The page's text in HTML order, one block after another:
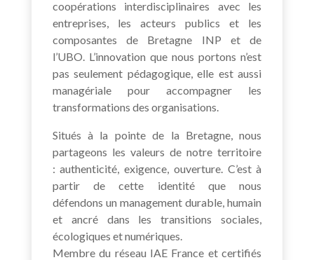
coopérations interdisciplinaires avec les
entreprises, les acteurs publics et les
composantes de Bretagne INP et de
l’UBO. L’innovation que nous portons n’est
pas seulement pédagogique, elle est aussi
managériale pour accompagner les
transformations des organisations.
Situés à la pointe de la Bretagne, nous
partageons les valeurs de notre territoire
: authenticité, exigence, ouverture. C’est à
partir de cette identité que nous
défendons un management durable, humain
et ancré dans les transitions sociales,
écologiques et numériques.
Membre du réseau IAE France et certifiés